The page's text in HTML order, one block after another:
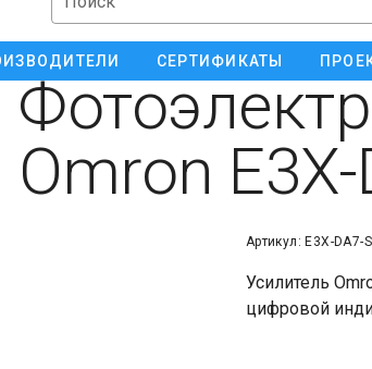
СЕРТИФИКАТЫ
Omron
Артикул: E3X-DA7-S
Усилитель
цифровой